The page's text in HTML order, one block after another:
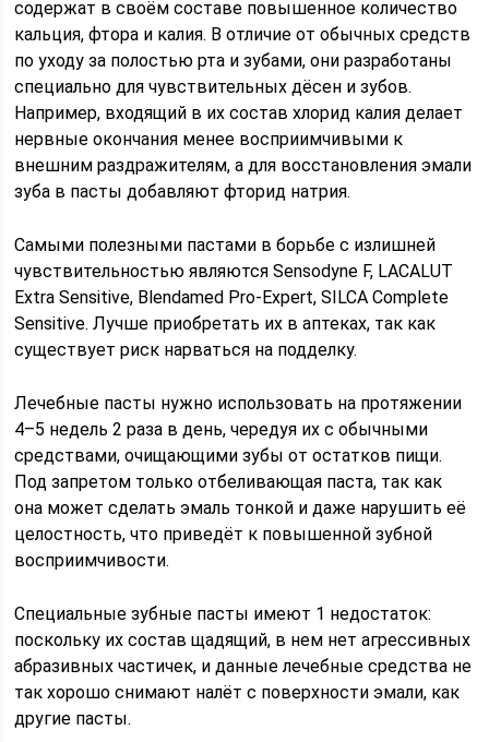
содержат в своём составе повышенное количество
кальция, фтора и калия. В отличие от обычных средств
по уходу за полостью рта и зубами, они разработаны
специально для чувствительных дёсен и зубов.
Например, входящий в их состав хлорид калия делает
нервные окончания менее восприимчивыми к
внешним раздражителям, а для восстановления эмали
зуба в пасты добавляют фторид натрия.
Самыми полезными пастами в борьбе с излишней
чувствительностью являются Sensodyne F, LACALUT
Extra Sensitive, Blendamed Pro-Expert, SILCA Complete
Sensitive. Лучше приобретать их в аптеках, так как
существует риск нарваться на подделку.
Лечебные пасты нужно использовать на протяжении
4–5 недель 2 раза в день, чередуя их с обычными
средствами, очищающими зубы от остатков пищи.
Под запретом только отбеливающая паста, так как
она может сделать эмаль тонкой и даже нарушить её
целостность, что приведёт к повышенной зубной
восприимчивости.
Специальные зубные пасты имеют 1 недостаток:
поскольку их состав щадящий, в нем нет агрессивных
абразивных частичек, и данные лечебные средства не
так хорошо снимают налёт с поверхности эмали, как
другие пасты.